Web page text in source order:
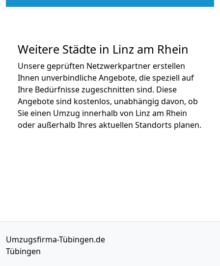
Weitere Städte in Linz am Rhein
Unsere geprüften Netzwerkpartner erstellen
Ihnen unverbindliche Angebote, die speziell auf
Ihre Bedürfnisse zugeschnitten sind. Diese
Angebote sind kostenlos, unabhängig davon, ob
Sie einen Umzug innerhalb von Linz am Rhein
oder außerhalb Ihres aktuellen Standorts planen.
Umzugsfirma-Tübingen.de
Tübingen